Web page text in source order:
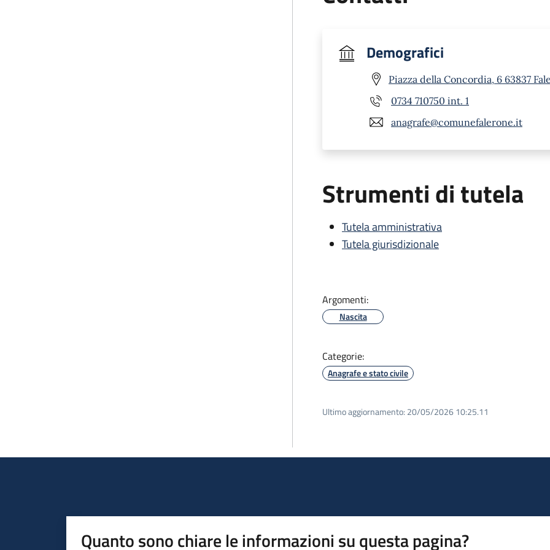
Demografici
Piazza della Concordia, 6 63837
0734 710750 int. 1
anagrafe@comunefalerone.it
Strumenti di tutela
Tutela amministrativa
Tutela giurisdizionale
Argomenti:
Nascita
Categorie:
Anagrafe e stato civile
Ultimo aggiornamento: 20/05/2026 10:25.11
Quanto sono chiare le informazioni su questa pagina?